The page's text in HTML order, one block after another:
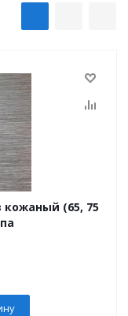
кожаный (65, 75